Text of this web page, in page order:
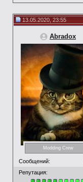
13.05.2020, 23:55
Abradox
Modding Crew
Сообщений:
Репутация: